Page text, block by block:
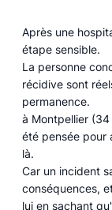
Après une
étape sensible.
La personne
récidive sont
permanence.
à Montpellier
été pensée pour
là.
Car un incident
conséquences,
lui en sachant